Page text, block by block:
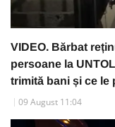
VIDEO. Bărbat
persoane la
trimită bani și ce le
09 August 11:04